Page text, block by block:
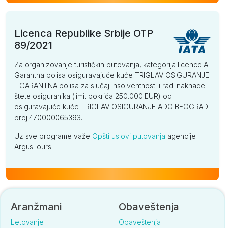
Licenca Republike Srbije OTP
89/2021
Za organizovanje turističkih putovanja, kategorija licence A.
Garantna polisa osiguravajuće kuće TRIGLAV OSIGURANJE
- GARANTNA polisa za slučaj insolventnosti i radi naknade
štete osiguranika (limit pokrića 250.000 EUR) od
osiguravajuće kuće TRIGLAV OSIGURANJE ADO BEOGRAD
broj 470000065393.
Uz sve programe važe Opšti uslovi putovanja agencije
ArgusTours.
Aranžmani
Letovanje
Obaveštenja
Obaveštenja